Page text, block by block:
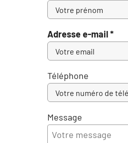
Adresse e-mail *
Téléphone
Message